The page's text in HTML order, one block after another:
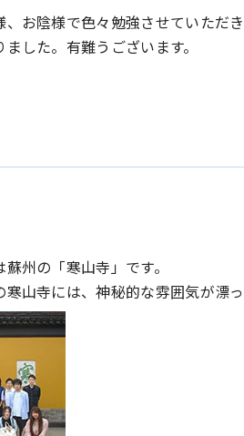
お陰様で色々勉強させていただき
した。有難うございます。
州の「寒山寺」です。
山寺には、神秘的な雰囲気が漂っ